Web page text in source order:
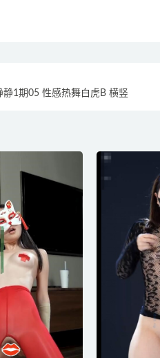
JM假面舞蹈静静1期05 性感热舞白虎B 横竖